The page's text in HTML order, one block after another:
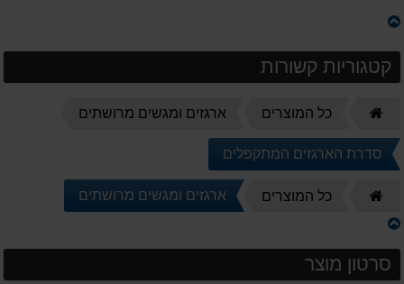
קטגוריות קשורות
כל המוצרים ארגזים ומגשים מרושתים
סדרת הארגזים המתקפלים
כל המוצרים ארגזים ומגשים מרושתים
סרטון מוצר